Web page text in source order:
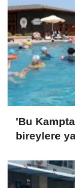
'Bu
bireylere